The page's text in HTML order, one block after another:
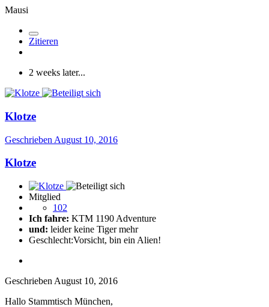
Mausi
Zitieren
2 weeks later...
Klotze
Geschrieben August 10, 2016
Klotze
Mitglied
102
Ich fahre: KTM 1190 Adventure
und: leider keine Tiger mehr
Geschlecht:Vorsicht, bin ein Alien!
Geschrieben August 10, 2016
Hallo Stammtisch München,